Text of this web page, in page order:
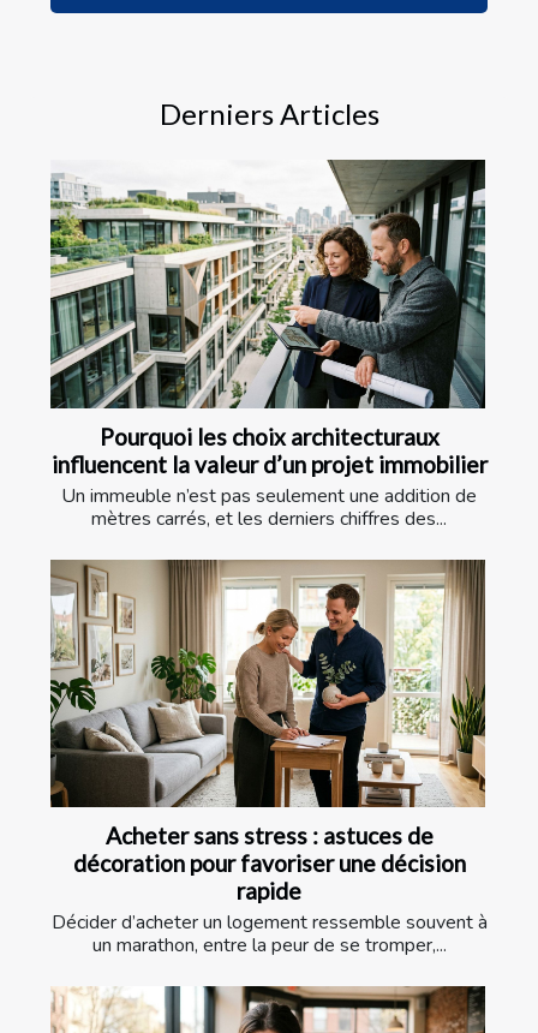
Derniers Articles
Pourquoi les choix architecturaux
influencent la valeur d’un projet immobilier
Un immeuble n’est pas seulement une addition de
mètres carrés, et les derniers chiffres des...
Acheter sans stress : astuces de
décoration pour favoriser une décision
rapide
Décider d’acheter un logement ressemble souvent à
un marathon, entre la peur de se tromper,...